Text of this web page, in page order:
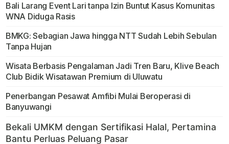
Bali Larang Event Lari tanpa Izin Buntut Kasus Komunitas
WNA Diduga Rasis
BMKG: Sebagian Jawa hingga NTT Sudah Lebih Sebulan
Tanpa Hujan
Wisata Berbasis Pengalaman Jadi Tren Baru, Klive Beach
Club Bidik Wisatawan Premium di Uluwatu
Penerbangan Pesawat Amfibi Mulai Beroperasi di
Banyuwangi